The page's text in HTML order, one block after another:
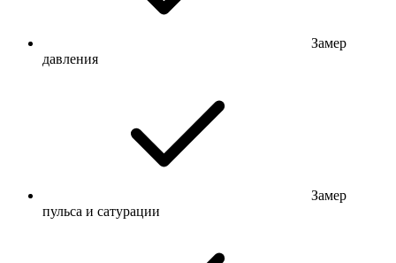
Замер
давления
Замер
пульса и сатурации